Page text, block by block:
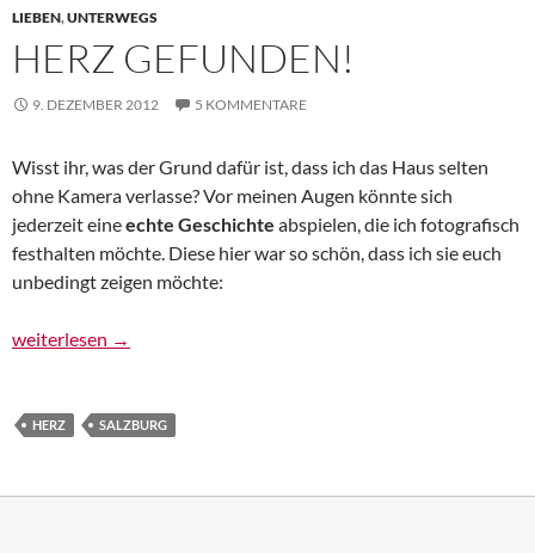
LIEBEN,UNTERWEGS
HERZ GEFUNDEN!
9. DEZEMBER 2012 5 KOMMENTARE
Wisst ihr, was der Grund dafür ist, dass ich das Haus selten
ohne Kamera verlasse? Vor meinen Augen könnte sich
jederzeit eineechte Geschichte abspielen, die ich fotografisch
festhalten möchte. Diese hier war so schön, dass ich sie euch
unbedingt zeigen möchte:
Herz gefunden!
weiterlesen →
HERZ SALZBURG